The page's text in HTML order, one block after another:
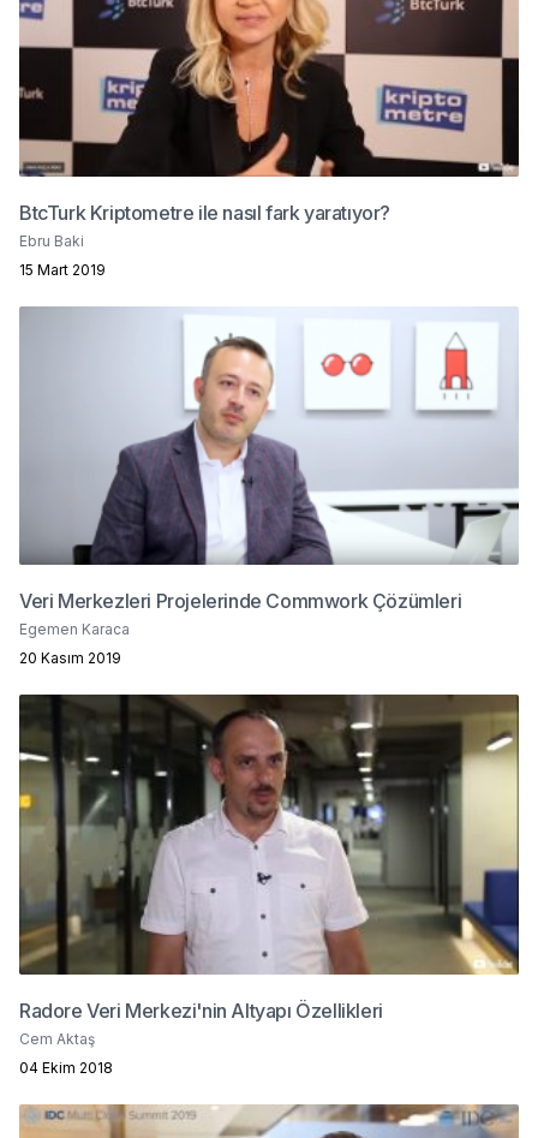
BtcTurk Kriptometre ile nasıl fark yaratıyor?
Ebru Baki
15 Mart 2019
Veri Merkezleri Projelerinde Commwork Çözümleri
Egemen Karaca
20 Kasım 2019
Radore Veri Merkezi'nin Altyapı Özellikleri
Cem Aktaş
04 Ekim 2018